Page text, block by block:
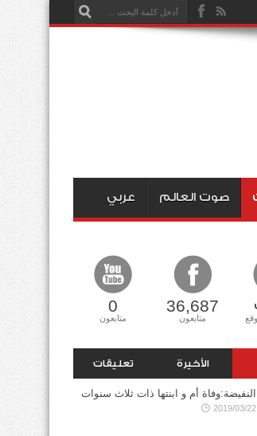
صوت العالم عربي
36,687
متابعون
0
متابعون
الأخيرة تعليقات
النفيضة:وفاة أم و ابنتها ذات ثلاث سنوات
2019/03/22